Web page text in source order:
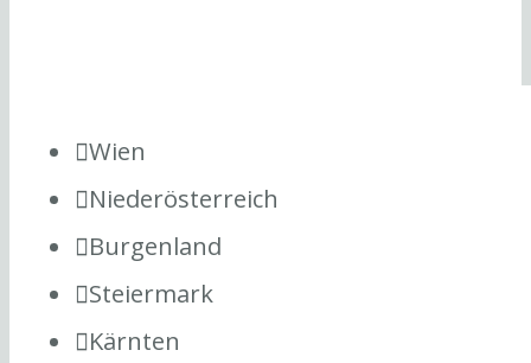
Wien
Niederösterreich
Burgenland
Steiermark
Kärnten